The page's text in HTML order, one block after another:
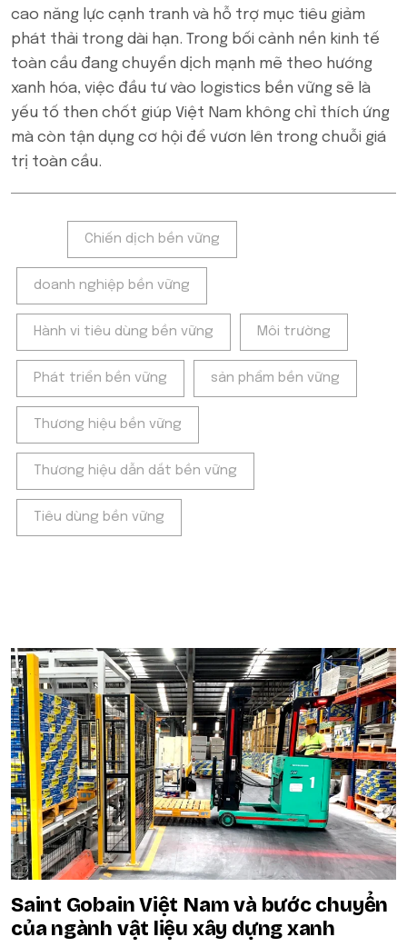
cao năng lực cạnh tranh và hỗ trợ mục tiêu giảm
phát thải trong dài hạn. Trong bối cảnh nền kinh tế
toàn cầu đang chuyển dịch mạnh mẽ theo hướng
xanh hóa, việc đầu tư vào logistics bền vững sẽ là
yếu tố then chốt giúp Việt Nam không chỉ thích ứng
mà còn tận dụng cơ hội để vươn lên trong chuỗi giá
trị toàn cầu.
Chiến dịch bền vững
doanh nghiệp bền vững
Hành vi tiêu dùng bền vững Môi trường
Phát triển bền vững sản phẩm bền vững
Thương hiệu bền vững
Thương hiệu dẫn dắt bền vững
Tiêu dùng bền vững
Saint Gobain Việt Nam và bước chuyển
của ngành vật liệu xây dựng xanh